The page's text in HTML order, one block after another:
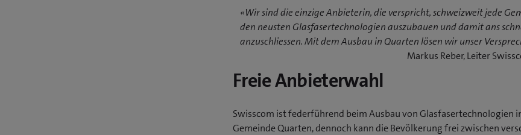
«Wir sind die einzige Anbieterin, die verspricht, schweizweit jede
den neusten Glasfasertechnologien auszubauen und damit ans
anzuschliessen. Mit dem Ausbau in Quarten lösen wir unser
Markus Reber, Leiter
Freie Anbieterwahl
Swisscom ist federführend beim Ausbau von Glasfasertechnologien
Gemeinde Quarten, dennoch kann die Bevölkerung frei zwischen